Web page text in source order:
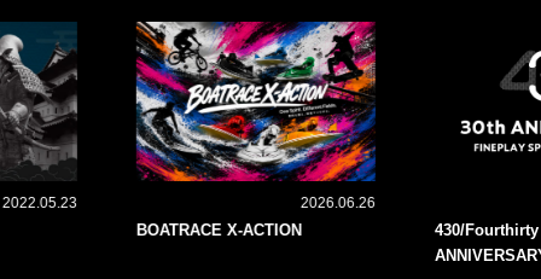
2022.05.23 2026.06.26
BOATRACE X-ACTION
430/